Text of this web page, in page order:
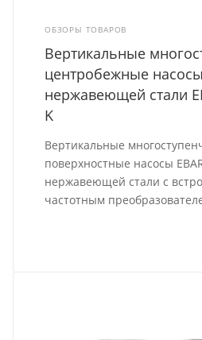
ОБЗОРЫ ТОВАРОВ
Вертикальные
центробежные
нержавеющей стали
K
Вертикальные
поверхностные насосы
нержавеющей стали с
частотным